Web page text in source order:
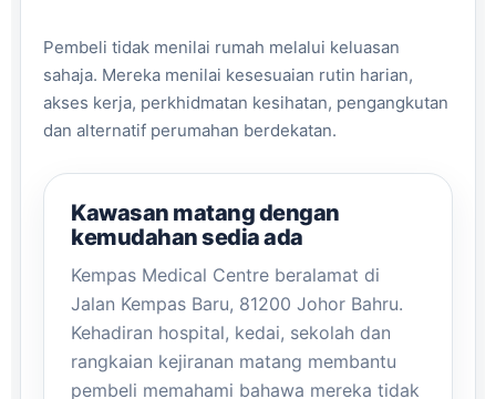
Pembeli tidak menilai rumah melalui keluasan
sahaja. Mereka menilai kesesuaian rutin harian,
akses kerja, perkhidmatan kesihatan, pengangkutan
dan alternatif perumahan berdekatan.
Kawasan matang dengan
kemudahan sedia ada
Kempas Medical Centre beralamat di
Jalan Kempas Baru, 81200 Johor Bahru.
Kehadiran hospital, kedai, sekolah dan
rangkaian kejiranan matang membantu
pembeli memahami bahawa mereka tidak